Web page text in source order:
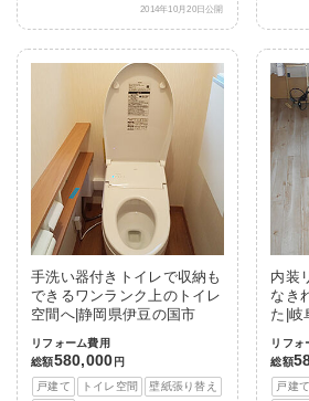
2014年10月20日公開
手洗い器付きトイレで収納も
できるワンランク上のトイレ
空間へ|静岡県伊豆の国市
リフォーム費用
総額580,000 円
戸建て
トイレ空間
壁紙張り替え
内装
なき
た|岐
リフォ
総額
戸建て